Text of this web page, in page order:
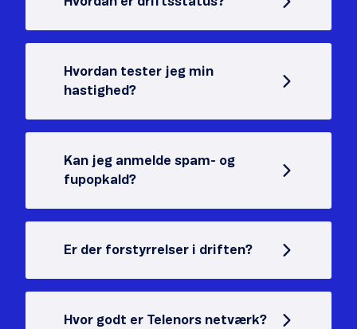
Hvordan tester jeg min
hastighed?
Kan jeg anmelde spam- og
fupopkald?
Er der forstyrrelser i driften?
Hvor godt er Telenors netværk?